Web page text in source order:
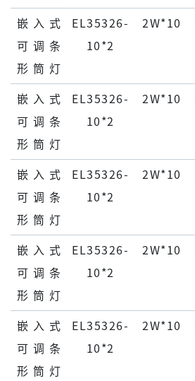
嵌 ⼊ 式
可 调 条
形 筒 灯
EL35326-
10*2
2W*10
嵌 ⼊ 式
可 调 条
形 筒 灯
EL35326-
10*2
2W*10
嵌 ⼊ 式
可 调 条
形 筒 灯
EL35326-
10*2
2W*10
嵌 ⼊ 式
可 调 条
形 筒 灯
EL35326-
10*2
2W*10
嵌 ⼊ 式
可 调 条
形 筒 灯
EL35326-
10*2
2W*10